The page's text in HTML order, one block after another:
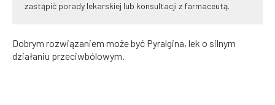
zastąpić porady lekarskiej lub konsultacji z farmaceutą.
Dobrym rozwiązaniem może być Pyralgina, lek o silnym
działaniu przeciwbólowym.